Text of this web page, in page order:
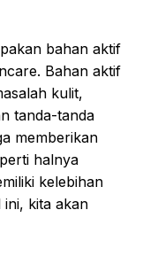
bahan aktif
Bahan aktif
kulit,
tanda-tanda
memberikan
halnya
kelebihan
ini, kita akan